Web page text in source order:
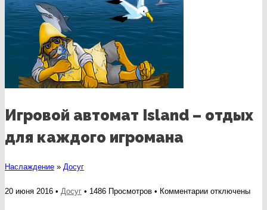
Игровой автомат Island – отдых
для каждого игромана
Наслаждение » Досуг
20 июня 2016 • Досуг • 1486 Просмотров • Комментариикотключены